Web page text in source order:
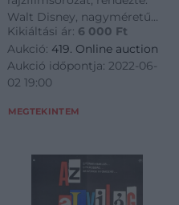
80,5×56,5 cm
Walt Disney, nagyméretű
filmplakát, moziplakát,
MOKÉP-MTI Foto, hajtva,
80,5x56,5 cm<a
href="https://
Kikiáltási ár: 6 000 Ft
Aukció: 419. Online auction
Aukció időpontja: 2022-06-
02 19:00
MEGTEKINTEM